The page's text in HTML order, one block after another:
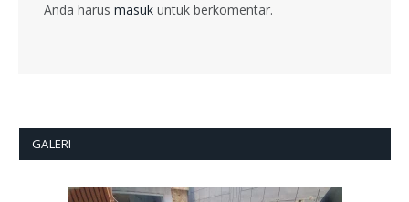
Anda harus masuk untuk berkomentar.
GALERI